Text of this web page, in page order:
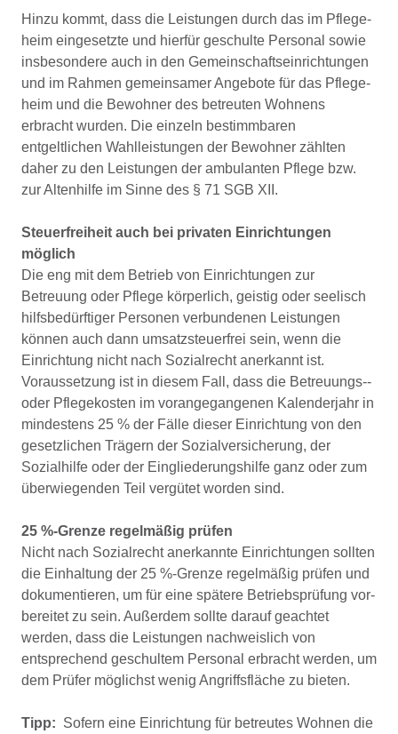
Hinzu kommt, dass die Leistungen durch das im Pflege­
heim eingesetzte und hierfür geschulte Personal sowie
insbesondere auch in den Gemeinschaftseinrichtungen
und im Rahmen gemeinsamer Angebote für das Pflege­
heim und die Bewohner des betreuten Wohnens
erbracht wurden. Die einzeln bestimmbaren
entgeltlichen Wahl­leistungen der Bewohner zählten
daher zu den Leistungen der ambulanten Pflege bzw.
zur Altenhilfe im Sinne des § 71 SGB XII.
Steuerfreiheit auch bei privaten Einrichtungen
möglich
Die eng mit dem Betrieb von Einrichtungen zur
Betreuung oder Pflege körperlich, geistig oder seelisch
hilfsbedürfti­ger Personen verbundenen Leistungen
können auch dann umsatzsteuerfrei sein, wenn die
Einrichtung nicht nach Sozialrecht anerkannt ist.
Voraussetzung ist in diesem Fall, dass die Betreuungs-­
oder Pflegekosten im vorangegan­genen Kalenderjahr in
mindestens 25 % der Fälle dieser Einrichtung von den
gesetzlichen Trägern der Sozialversi­cherung, der
Sozialhilfe oder der Eingliederungshilfe ganz oder zum
überwiegenden Teil vergütet worden sind.
25 %-Grenze regelmäßig prüfen
Nicht nach Sozialrecht anerkannte Einrichtungen sollten
die Einhaltung der 25 %-Grenze regelmäßig prüfen und
dokumentieren, um für eine spätere Betriebsprüfung vor­
bereitet zu sein. Außerdem sollte darauf geachtet
werden, dass die Leistungen nachweislich von
entsprechend ge­schultem Personal erbracht werden, um
dem Prüfer mög­lichst wenig Angriffsfläche zu bieten.
Tipp: Sofern eine Einrichtung für betreutes Wohnen die